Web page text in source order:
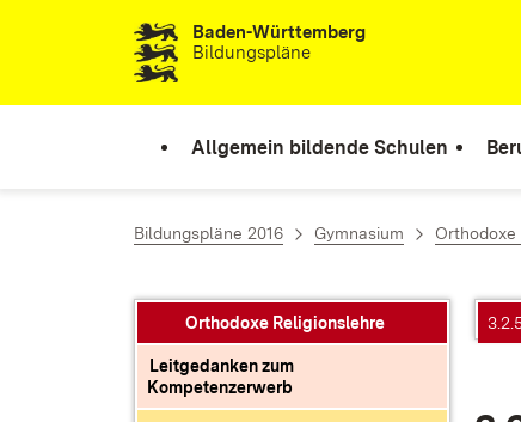
Zum Inhalt springenBaden-Württemberg
Bildungspläne
Allgemein bildende Schulen
Bildungspläne 2016 Gymnasium Orthodoxe
Orthodoxe Religionslehre
Leitgedanken zum
Kompetenzerwerb